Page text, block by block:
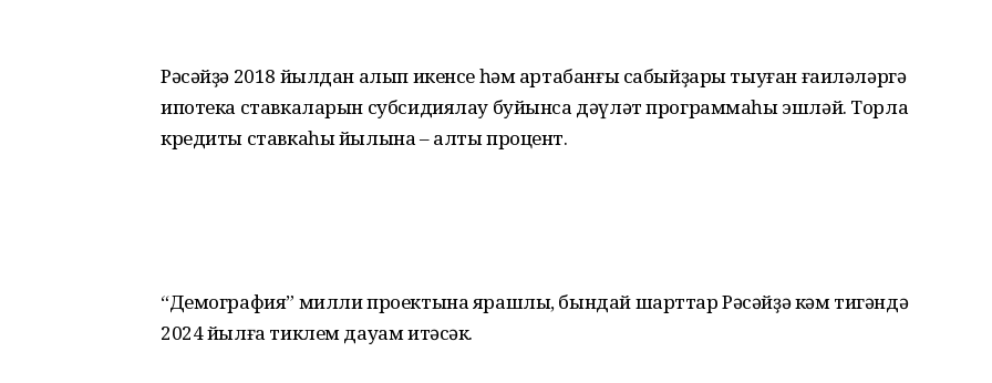
Рәсәйҙә 2018 йылдан алып икенсе һәм артабанғы сабыйҙары тыуған ғаиләләргә
ипотека ставкаларын субсидиялау буйынса дәүләт программаһы эшләй. Торлаҡ
кредиты ставкаһы йылына – алты процент.
“Демография” милли проектына ярашлы, бындай шарттар Рәсәйҙә кәм тигәндә
2024 йылға тиклем дауам итәсәк.